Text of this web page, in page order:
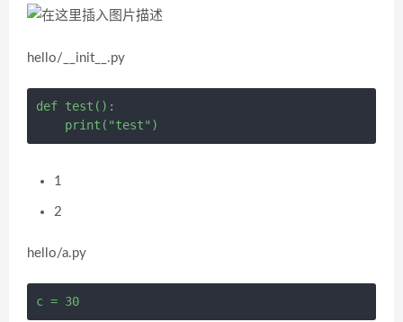
hello/__init__.py
def test():
1
2
hello/a.py